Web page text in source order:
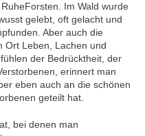
Im Wald wurde
gelebt, oft gelacht und
Aber auch die
Ort Leben, Lachen und
der Bedrücktheit, der
erinnert man
eben auch an die schönen
geteilt hat.
bei denen man